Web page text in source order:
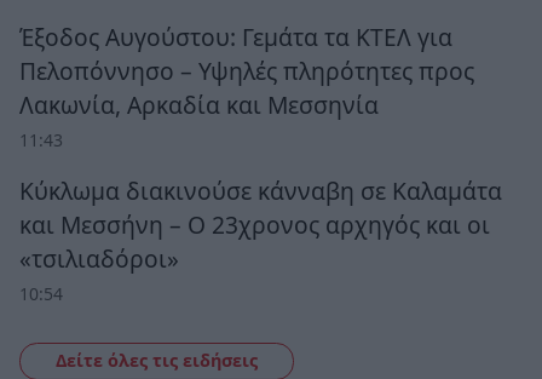
Έξοδος Αυγούστου: Γεμάτα τα ΚΤΕΛ για
Πελοπόννησο – Υψηλές πληρότητες προς
Λακωνία, Αρκαδία και Μεσσηνία
11:43
Κύκλωμα διακινούσε κάνναβη σε Καλαμάτα
και Μεσσήνη – Ο 23χρονος αρχηγός και οι
«τσιλιαδόροι»
10:54
Δείτε όλες τις ειδήσεις